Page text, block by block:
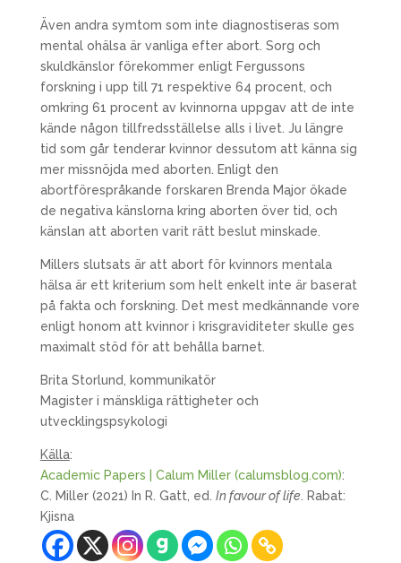
Även andra symtom som inte diagnostiseras som
mental ohälsa är vanliga efter abort. Sorg och
skuldkänslor förekommer enligt Fergussons
forskning i upp till 71 respektive 64 procent, och
omkring 61 procent av kvinnorna uppgav att de inte
kände någon tillfredsställelse alls i livet. Ju längre
tid som går tenderar kvinnor dessutom att känna sig
mer missnöjda med aborten. Enligt den
abortförespråkande forskaren Brenda Major ökade
de negativa känslorna kring aborten över tid, och
känslan att aborten varit rätt beslut minskade.
Millers slutsats är att abort för kvinnors mentala
hälsa är ett kriterium som helt enkelt inte är baserat
på fakta och forskning. Det mest medkännande vore
enligt honom att kvinnor i krisgraviditeter skulle ges
maximalt stöd för att behålla barnet.
Brita Storlund, kommunikatör
Magister i mänskliga rättigheter och
utvecklingspsykologi
Källa:
Academic Papers | Calum Miller (calumsblog.com):
C. Miller (2021) In R. Gatt, ed. In favour of life . Rabat:
Kjisna